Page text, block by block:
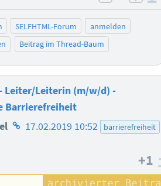
negativ
SELFHTML-Forum
anmelden
Beitrag im Thread-Baum
Leiter/Leiterin (m/w/d) -
Barrierefreiheit
Homepage
17.02.2019 10:52
barrierefreiheit
+1